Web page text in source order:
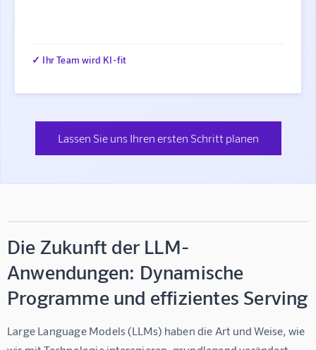
✓ Ihr Team wird KI-fit
Lassen Sie uns Ihren ersten Schritt planen
Die Zukunft der LLM-
Anwendungen: Dynamische
Programme und effizientes Serving
Large Language Models (LLMs) haben die Art und Weise, wie